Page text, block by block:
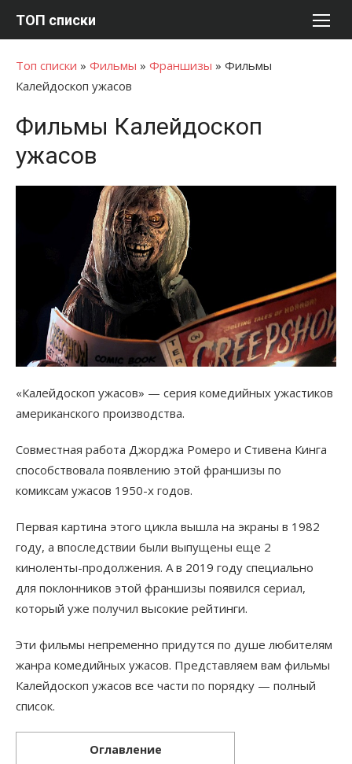
ТОП списки
Топ списки » Фильмы » Франшизы » Фильмы
Калейдоскоп ужасов
Фильмы Калейдоскоп
ужасов
«Калейдоскоп ужасов» — серия комедийных ужастиков
американского производства.
Совместная работа Джорджа Ромеро и Стивена Кинга
способствовала появлению этой франшизы по
комиксам ужасов 1950-х годов.
Первая картина этого цикла вышла на экраны в 1982
году, а впоследствии были выпущены еще 2
киноленты-продолжения. А в 2019 году специально
для поклонников этой франшизы появился сериал,
который уже получил высокие рейтинги.
Эти фильмы непременно придутся по душе любителям
жанра комедийных ужасов. Представляем вам фильмы
Калейдоскоп ужасов все части по порядку — полный
список.
Оглавление